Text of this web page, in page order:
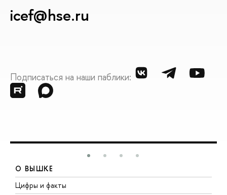
icef@hse.ru
Подписаться на наши паблики:
О ВЫШКЕ
Цифры и факты